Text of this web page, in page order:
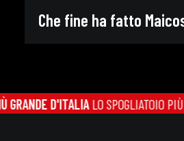
Che fine ha fatto
D'ITALIALO SPOGLIATOIO PIÙ